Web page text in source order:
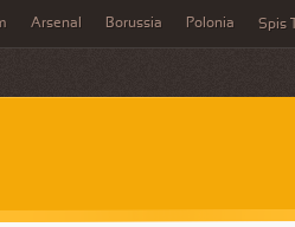
Arsenal Borussia Polonia Spis